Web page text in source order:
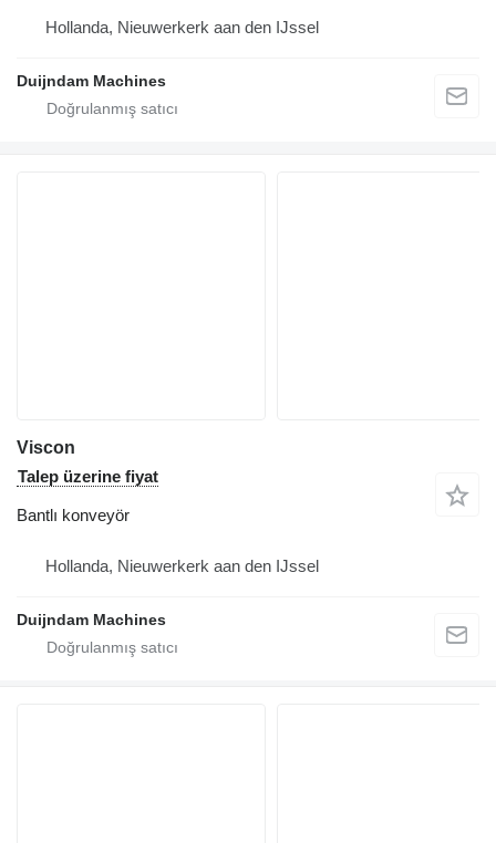
Hollanda, Nieuwerkerk aan den IJssel
Duijndam Machines
Viscon
Talep üzerine fiyat
Bantlı konveyör
Hollanda, Nieuwerkerk aan den IJssel
Duijndam Machines